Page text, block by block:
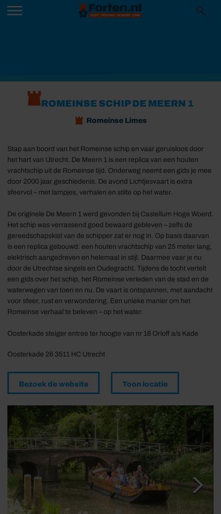
ROMEINSE SCHIP DE MEERN 1
Romeinse Limes
Stap aan boord van het Romeinse schip en vaar geruisloos door
het hart van Utrecht. De Meern 1 is een replica van een houten
vrachtschip uit de Romeinse tijd. Onderweg neemt een gids je mee
door 2000 jaar geschiedenis. De avond Lichtjesvaart is extra
sfeervol – met lampjes, verhalen en stilte op het water.
De originele De Meern 1 werd gevonden bij Castellum Hoge Woerd.
Het schip was verrassend goed bewaard gebleven – zelfs de
gereedschapskist van de schipper zat er nog in. Op basis daarvan
is een replica gebouwd: een houten vrachtschip van 25 meter lang,
elektrisch aangedreven en helemaal in stijl. Daarmee vaar je nu
door de Utrechtse singels en Oudegracht. Tijdens de tocht vertelt
een gids over het schip, het Romeinse verleden van de stad en de
waterwegen van toen en nu. De vaart is ontspannen, met aandacht
voor sfeer, rust en verwondering. Een unieke manier om het
Romeinse verhaal te beleven – op het water.
Oosterkade steiger entree ter hoogte van nr 18 Orloff a/s Kade
Oosterkade 26 3511 HC Utrecht
Bezoek de website Toon locatie